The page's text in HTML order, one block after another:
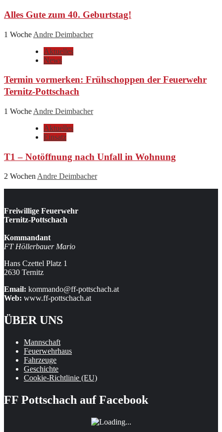
Alles Gute zum 40. Geburtstag!
1 Woche Andre Deimbacher
Aktuelles
News
Termin vormerken: Frühschoppen der Feuerwehr
Ternitz-Pottschach
1 Woche Andre Deimbacher
Aktuelles
Einsatz
T1 – Notöffnung nach Unfall in Wohnung
2 WochenAndre Deimbacher
Freiwillige Feuerwehr
Ternitz-Pottschach
Kommandant
FT Höllerbauer Mario
Hans Czettel Platz 1
2630 Ternitz
Email: kommando@ff-pottschach.at
Web: www.ff-pottschach.at
ÜBER UNS
Mannschaft
Feuerwehrhaus
Fahrzeuge
Geschichte
Cookie-Richtlinie (EU)
FF Pottschach auf Facebook